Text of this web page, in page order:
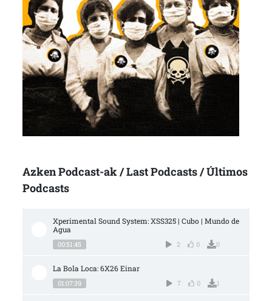
Azken Podcast-ak / Last Podcasts / Últimos
Podcasts
Xperimental Sound System: XSS325 | Cubo | Mundo de
Agua
00:51:45 2 0 0
La Bola Loca: 6X26 Einar
01:07:39 7 0 1